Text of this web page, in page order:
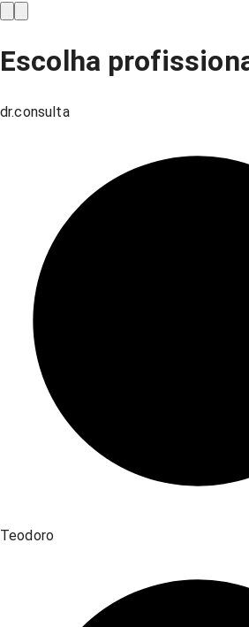
Escolha
dr.consulta
Teodoro